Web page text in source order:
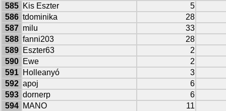
585
Kis Eszter
5
586 tdominika
28
587 milu
33
588 fanni203
28
589
Eszter63
2
590
Ewe
2
591
Holleanyó
3
592 apoj
6
593 dornerp
6
594
MANO
11